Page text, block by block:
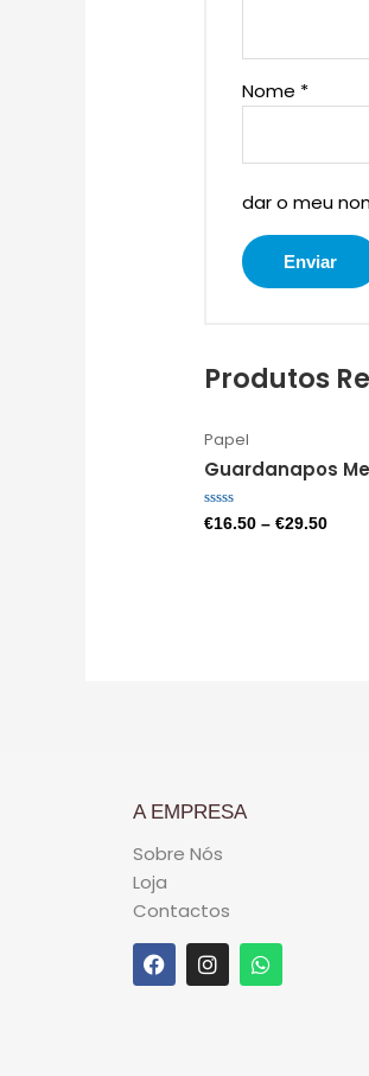
Nome *
dar o meu
Produtos
Papel
Guardanapos
Avaliação
0
€16.50 –€29.50
A EMPRESA
Sobre Nós
Loja
Contactos